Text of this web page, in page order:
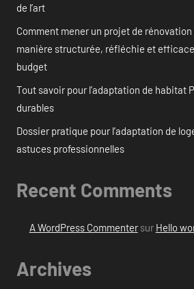
de l’art
Comment mener un projet de rénovation
manière structurée, réfléchie et
budget
Tout savoir pour l’adaptation de habitat
durables
Dossier pratique pour l’adaptation de
astuces professionnelles
Recent Comments
A WordPress Commentersur Hello
Archives